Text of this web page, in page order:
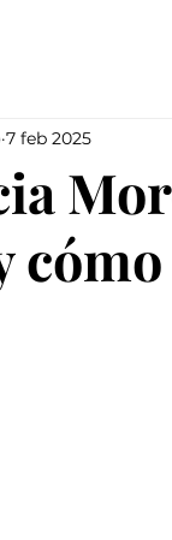
7 feb 2025